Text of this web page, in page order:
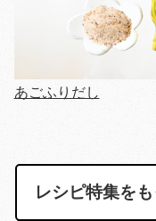
あごふりだし
レシピ特集を